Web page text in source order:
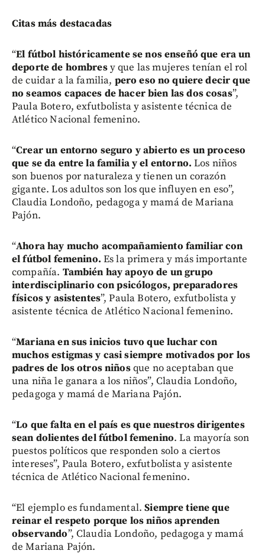
Citas más destacadas
“El fútbol históricamente se nos enseñó que era un
deporte de hombresy que las mujeres tenían el rol
de cuidar a la familia, pero eso no quiere decir que
no seamos capaces de hacer bien las dos cosas”,
Paula Botero, exfutbolista y asistente técnica de
Atlético Nacional femenino.
“Crear un entorno seguro y abierto es un proceso
que se da entre la familia y el entorno.Los niños
son buenos por naturaleza y tienen un corazón
gigante. Los adultos son los que influyen en eso”,
Claudia Londoño, pedagoga y mamá de Mariana
Pajón.
“Ahora hay mucho acompañamiento familiar con
el fútbol femenino. Es la primera y más importante
compañía. También hay apoyo de un grupo
interdisciplinario con psicólogos, preparadores
físicos y asistentes”, Paula Botero, exfutbolista y
asistente técnica de Atlético Nacional femenino.
“Mariana en sus inicios tuvo que luchar con
muchos estigmas y casi siempre motivados por los
padres de los otros niñosque no aceptaban que
una niña le ganara a los niños”, Claudia Londoño,
pedagoga y mamá de Mariana Pajón.
“Lo que falta en el país es que nuestros dirigentes
sean dolientes del fútbol femenino. La mayoría son
puestos políticos que responden solo a ciertos
intereses”, Paula Botero, exfutbolista y asistente
técnica de Atlético Nacional femenino.
“El ejemplo es fundamental. Siempre tiene que
reinar el respeto porque los niños aprenden
observando”, Claudia Londoño, pedagoga y mamá
de Mariana Pajón.